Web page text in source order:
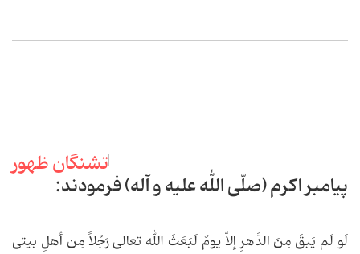
پیامبر اکرم (صلّی الله علیه و آله) فرمودند:
لَو لَم یَبقَ مِنَ الدَّهرِ إلاّ یومٌ لَبَعَثَ الله تعالی رَجُلاً مِن أهلِ بیتی